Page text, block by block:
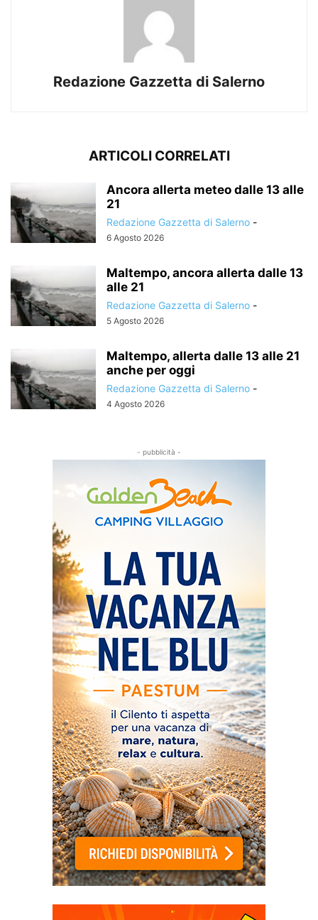
Redazione Gazzetta di Salerno
ARTICOLI CORRELATI
Ancora allerta meteo dalle 13 alle
21
Redazione Gazzetta di Salerno -
6 Agosto 2026
Maltempo, ancora allerta dalle 13
alle 21
Redazione Gazzetta di Salerno -
5 Agosto 2026
Maltempo, allerta dalle 13 alle 21
anche per oggi
Redazione Gazzetta di Salerno -
4 Agosto 2026
- pubblicità -